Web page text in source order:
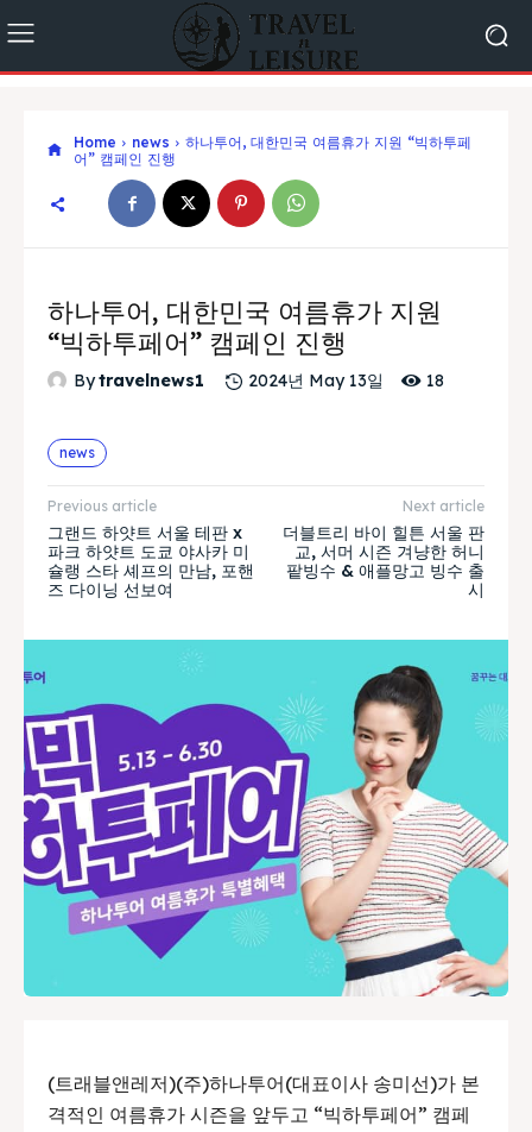
Home news
하나투어, 대한민국 여름휴가 지원 “빅하투페
어” 캠페인 진행
하나투어, 대한민국 여름휴가 지원
“빅하투페어” 캠페인 진행
Bytravelnews1 2024년 May 13일 18
news
Previous article
그랜드 하얏트 서울 테판 x
파크 하얏트 도쿄 야사카 미
슐랭 스타 셰프의 만남, 포핸
즈 다이닝 선보여
Next article
더블트리 바이 힐튼 서울 판
교, 서머 시즌 겨냥한 허니
팥빙수 & 애플망고 빙수 출
시
(트래블앤레저)(주)하나투어(대표이사 송미선)가 본
격적인 여름휴가 시즌을 앞두고 “빅하투페어” 캠페